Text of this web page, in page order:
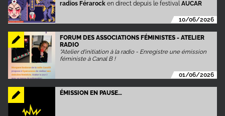
radios Férarock en direct depuis le festivalAUCAR
10/06/2026
FORUM DES ASSOCIATIONS FÉMINISTES - ATELIER
RADIO
"Atelier d'initiation à la radio - Enregistre une émission
féministe à Canal B !
01/06/2026
ÉMISSION EN PAUSE…